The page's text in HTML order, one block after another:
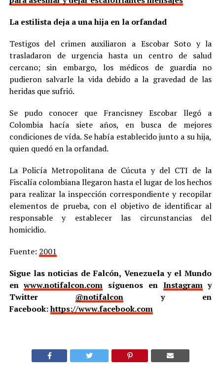
La estilista deja a una hija en la orfandad
Testigos del crimen auxiliaron a Escobar Soto y la
trasladaron de urgencia hasta un centro de salud
cercano; sin embargo, los médicos de guardia no
pudieron salvarle la vida debido a la gravedad de las
heridas que sufrió.
Se pudo conocer que Francisney Escobar llegó a
Colombia hacía siete años, en busca de mejores
condiciones de vída. Se había establecido junto a su hija,
quien quedó en la orfandad.
La Policía Metropolitana de Cúcuta y del CTI de la
Fiscalía colombiana llegaron hasta el lugar de los hechos
para realizar la inspección correspondiente y recopilar
elementos de prueba, con el objetivo de identificar al
responsable y establecer las circunstancias del
homicidio.
Fuente: 2001
Sigue las noticias de Falcón, Venezuela y el Mundo
enwww.notifalcon.com síguenos en Instagramy
Twitter @notifalcony en
Facebook:https://www.facebook.com